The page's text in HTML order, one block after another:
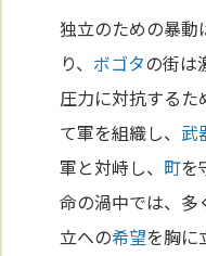
独立のための暴動
り、 ボゴタの街は
圧力に対抗するた
て軍を組織し、 武
軍と対峙し、 町を
命の渦中では、多
立への希望を胸に